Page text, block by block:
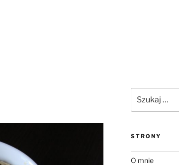
STRONY
O mnie